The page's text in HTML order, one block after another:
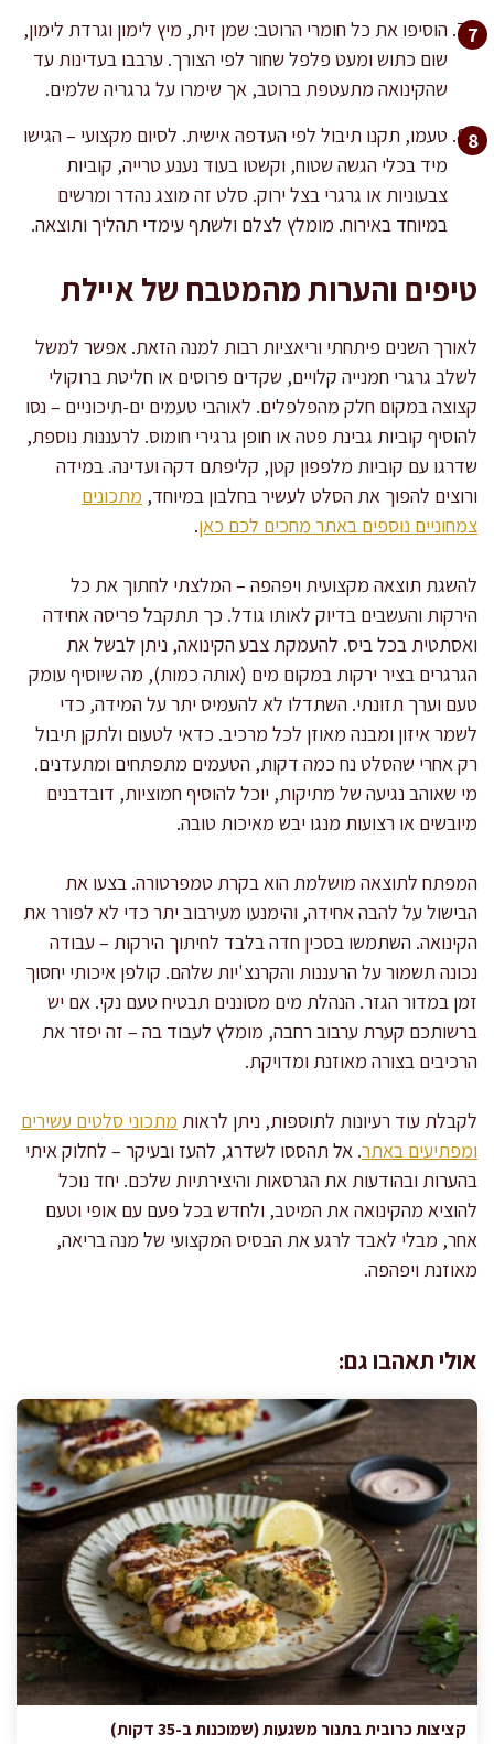
הוסיפו את כל חומרי הרוטב: שמן זית, מיץ לימון וגרדת לימון,
שום כתוש ומעט פלפל שחור לפי הצורך. ערבבו בעדינות עד
שהקינואה מתעטפת ברוטב, אך שימרו על גרגריה שלמים.
טעמו, תקנו תיבול לפי העדפה אישית. לסיום מקצועי – הגישו
מיד בכלי הגשה שטוח, וקשטו בעוד נענע טרייה, קוביות
צבעוניות או גרגרי בצל ירוק. סלט זה מוצג נהדר ומרשים
במיוחד באירוח. מומלץ לצלם ולשתף עימדי תהליך ותוצאה.
טיפים והערות מהמטבח של איילת
לאורך השנים פיתחתי וריאציות רבות למנה הזאת. אפשר למשל
לשלב גרגרי חמנייה קלויים, שקדים פרוסים או חליטת ברוקולי
קצוצה במקום חלק מהפלפלים. לאוהבי טעמים ים-תיכוניים – נסו
להוסיף קוביות גבינת פטה או חופן גרגירי חומוס. לרעננות נוספת,
שדרגו עם קוביות מלפפון קטן, קליפתם דקה ועדינה. במידה
ורוצים להפוך את הסלט לעשיר בחלבון במיוחד, מתכונים
צמחוניים נוספים באתר מחכים לכם כאן.
להשגת תוצאה מקצועית ויפהפה – המלצתי לחתוך את כל
הירקות והעשבים בדיוק לאותו גודל. כך תתקבל פריסה אחידה
ואסתטית בכל ביס. להעמקת צבע הקינואה, ניתן לבשל את
הגרגרים בציר ירקות במקום מים (אותה כמות), מה שיוסיף עומק
טעם וערך תזונתי. השתדלו לא להעמיס יתר על המידה, כדי
לשמר איזון ומבנה מאוזן לכל מרכיב. כדאי לטעום ולתקן תיבול
רק אחרי שהסלט נח כמה דקות, הטעמים מתפתחים ומתעדנים.
מי שאוהב נגיעה של מתיקות, יוכל להוסיף חמוציות, דובדבנים
מיובשים או רצועות מנגו יבש מאיכות טובה.
המפתח לתוצאה מושלמת הוא בקרת טמפרטורה. בצעו את
הבישול על להבה אחידה, והימנעו מעירבוב יתר כדי לא לפורר את
הקינואה. השתמשו בסכין חדה בלבד לחיתוך הירקות – עבודה
נכונה תשמור על הרעננות והקרנצ'יות שלהם. קולפן איכותי יחסוך
זמן במדור הגזר. הנהלת מים מסוננים תבטיח טעם נקי. אם יש
ברשותכם קערת ערבוב רחבה, מומלץ לעבוד בה – זה יפזר את
הרכיבים בצורה מאוזנת ומדויקת.
לקבלת עוד רעיונות לתוספות, ניתן לראות מתכוני סלטים עשירים
ומפתיעים באתר. אל תהססו לשדרג, להעז ובעיקר – לחלוק איתי
בהערות ובהודעות את הגרסאות והיצירתיות שלכם. יחד נוכל
להוציא מהקינואה את המיטב, ולחדש בכל פעם עם אופי וטעם
אחר, מבלי לאבד לרגע את הבסיס המקצועי של מנה בריאה,
מאוזנת ויפהפה.
אולי תאהבו גם:
קציצות כרובית בתנור משגעות (שמוכנות ב-35 דקות)